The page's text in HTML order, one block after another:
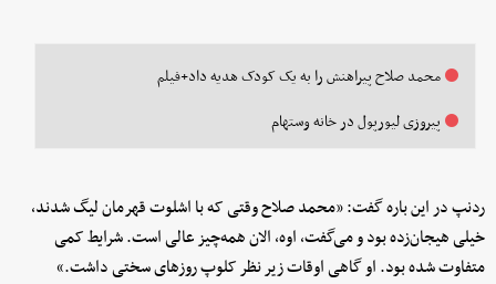
محمد صلاح پیراهنش را به یک کودک هدیه داد+فیلم
پیروزی لیورپول در خانه وستهام
ردنپ در این باره گفت: «محمد صلاح وقتی که با اشلوت قهرمان لیگ شدند،
خیلی هیجان‌زده بود و می‌گفت، اوه، الان همه‌چیز عالی است. شرایط کمی
متفاوت شده بود. او گاهی اوقات زیر نظر کلوپ روزهای سختی داشت.»